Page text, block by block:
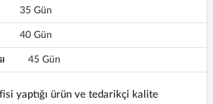
35 Gün
40 Gün
45 Gün
yaptığı ürün ve tedarikçi kalite